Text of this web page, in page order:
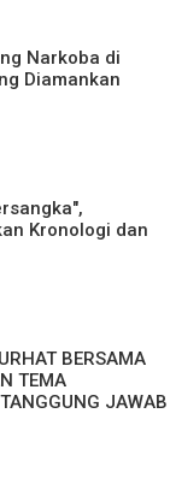
Narkoba di
Diamankan
Kronologi dan
BERSAMA
TEMA
JAWAB